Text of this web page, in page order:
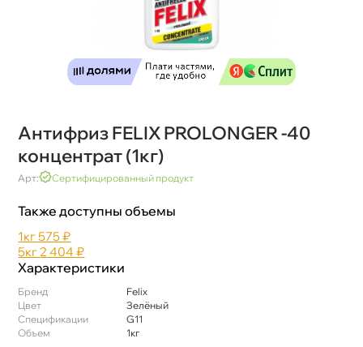
Антифриз FELIX PROLONGER -40
концентрат (1кг)
Арт: Сертифицированный продукт
Также доступны объемы
1к575 ₽
5к 2 404 ₽
Характеристики
Бренд
Felix
Цвет
Зелёный
Спецификации
G11
Объем
1к